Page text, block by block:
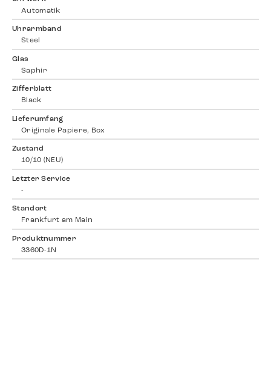
Automatik
Uhrarmband
Steel
Glas
Saphir
Zifferblatt
Black
Lieferumfang
Originale Papiere, Box
Zustand
10/10 (NEU)
Letzter Service
-
Standort
Frankfurt am Main
Produktnummer
3360D-1N